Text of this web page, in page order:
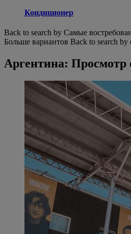
Кондиционер
Back to search by Самые
Больше вариантов Back to search by
Аргентина: Просмотр